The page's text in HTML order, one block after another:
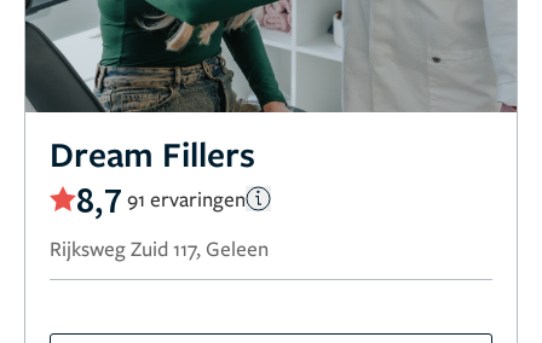
Dream Fillers
8,7 91 ervaringen
Rijksweg Zuid 117, Geleen